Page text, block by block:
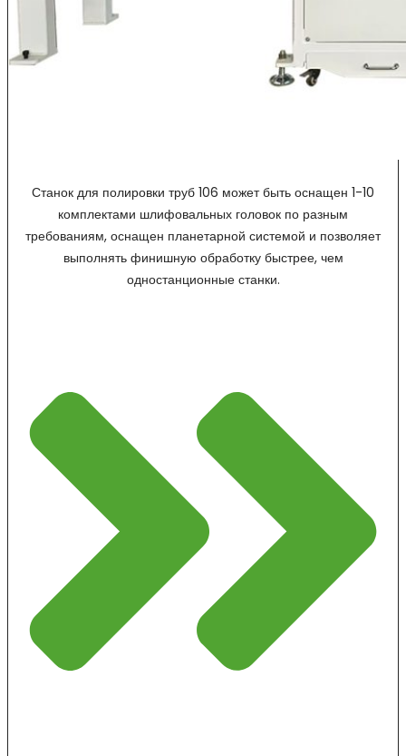
Станок для полировки труб 106 может быть оснащен 1-10
комплектами шлифовальных головок по разным
требованиям, оснащен планетарной системой и позволяет
выполнять финишную обработку быстрее, чем
одностанционные станки.